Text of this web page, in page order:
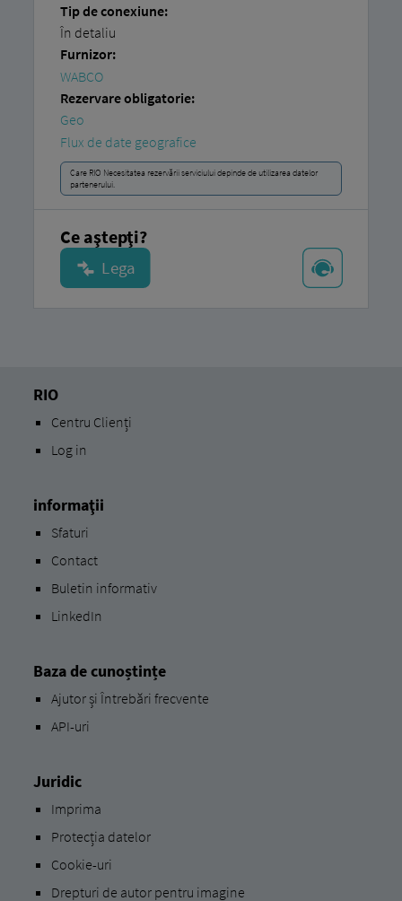
Tip de conexiune:
În detaliu
Furnizor:
WABCO
Rezervare obligatorie:
Geo
Flux de date geografice
Care RIO Necesitatea rezervării serviciului depinde de utilizarea datelor
partenerului.
Ce aştepţi?
RIO
Centru Clienți
Log in
informaţii
Sfaturi
Contact
Buletin informativ
LinkedIn
Baza de cunoștințe
Ajutor și Întrebări frecvente
API-uri
Juridic
Imprima
Protecția datelor
Cookie-uri
Drepturi de autor pentru imagine